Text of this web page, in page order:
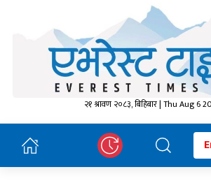
२१ श्रावण २०८३, बिहिबार | Thu Aug 6